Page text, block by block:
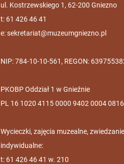
ul. Kostrzewskiego 1, 62-200 Gniezno
t: 61 426 46 41
e:sekretariat@muzeumgniezno.pl
NIP: 784-10-10-561, REGON:
PKOBP Oddział 1 w Gnieźnie
PL 16 1020 4115 0000 9402 0004 0816
Wycieczki, zajęcia muzealne, zwiedzanie
indywidualne:
t: 61 426 46 41 w. 210